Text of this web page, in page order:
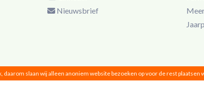
Nieuwsbrief
daarom slaan wij alleen anoniem website bezoeken op voor de rest